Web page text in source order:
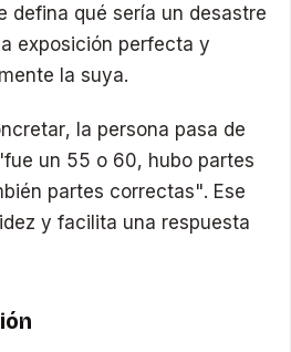
defina qué sería un desastre
exposición perfecta y
la suya.
la persona pasa de
un 55 o 60, hubo partes
partes correctas". Ese
y facilita una respuesta